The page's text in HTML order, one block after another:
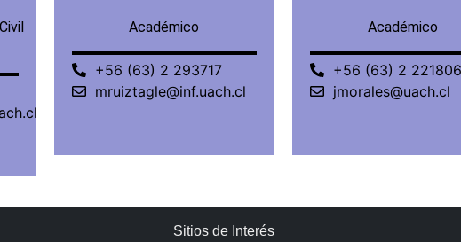
Académico
+56 (63) 2 221806
jmorales@uach.cl
Académica
+56 (63) 2 221816
mmaza@uach.cl
Sitios de Interés